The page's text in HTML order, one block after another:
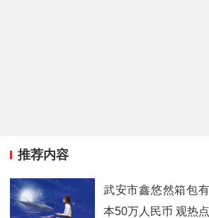
推荐内容
武安市鑫悠然箱包
本50万人民币 观热点